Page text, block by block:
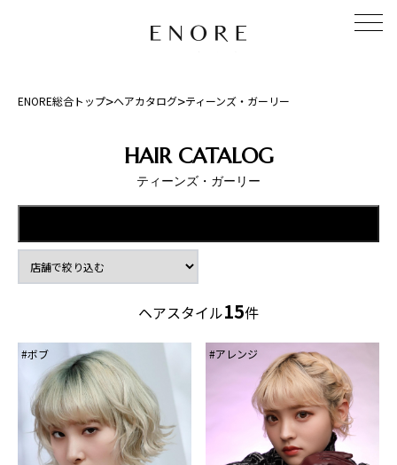
ENORE総合トップ>ヘアカタログ>ティーンズ・ガーリー
HAIR CATALOG
ティーンズ・ガーリー
アレンジ ショート
セミロング
ベリーショート
ボブ ミディアム
メンズ
ロング
カラー アッシュ・グレージュ系
イエロー・ゴールド系
その他カラー
バイオレット・パープル系
ブラウン・ベージュ系
ブラック系
ヘアスタイル15件
#ボブ #アレンジ